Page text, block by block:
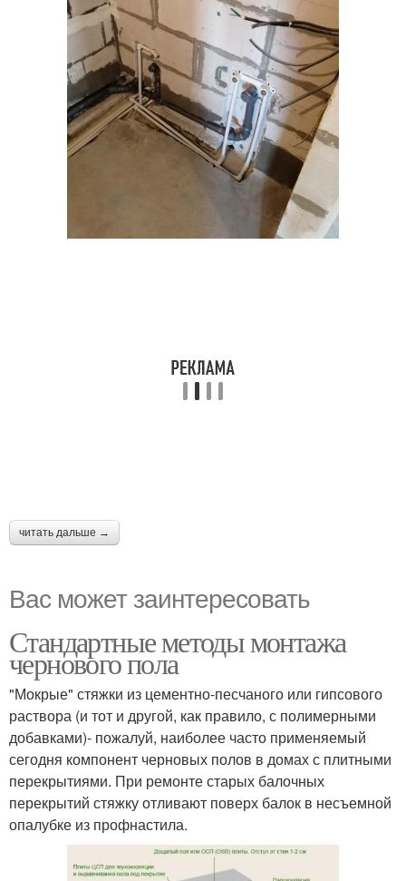
читать дальше →
Вас может заинтересовать
Стандартные методы монтажа
чернового пола
"Мокрые" стяжки из цементно-песчаного или гипсового
раствора (и тот и другой, как правило, с полимерными
добавками)- пожалуй, наиболее часто применяемый
сегодня компонент черновых полов в домах с плитными
перекрытиями. При ремонте старых балочных
перекрытий стяжку отливают поверх балок в несъемной
опалубке из профнастила.